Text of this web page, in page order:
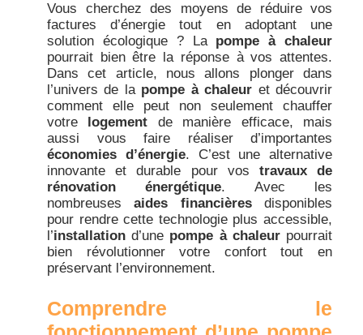
Vous cherchez des moyens de réduire vos
factures d’énergie tout en adoptant une
solution écologique ? La pompe à chaleur
pourrait bien être la réponse à vos attentes.
Dans cet article, nous allons plonger dans
l’univers de la pompe à chaleur et découvrir
comment elle peut non seulement chauffer
votre logement de manière efficace, mais
aussi vous faire réaliser d’importantes
économies d’énergie. C’est une alternative
innovante et durable pour vos travaux de
rénovation énergétique. Avec les
nombreusesaides financièresdisponibles
pour rendre cette technologie plus accessible,
l’installation d’une pompe à chaleurpourrait
bien révolutionner votre confort tout en
préservant l’environnement.
Comprendre le